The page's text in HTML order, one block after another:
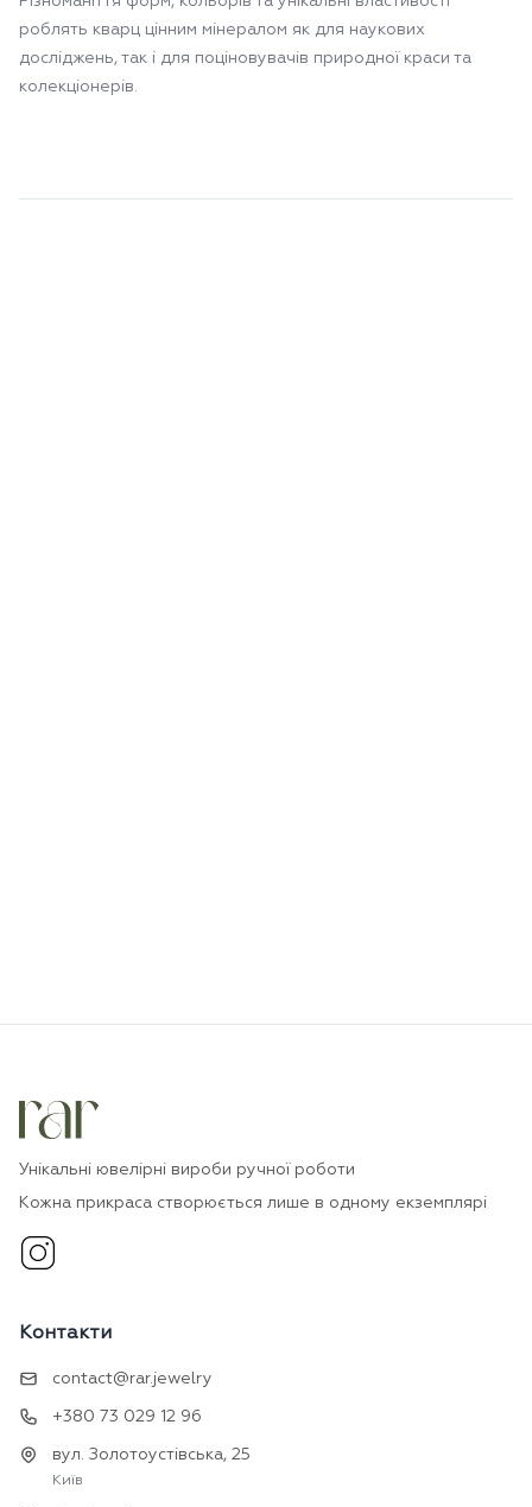
роблять кварц цінним мінералом як для наукових
досліджень, так і для поціновувачів природної краси та
колекціонерів.
Унікальні ювелірні вироби ручної роботи
Кожна прикраса створюється лише в одному екземплярі
Контакти
contact@rar.jewelry
+380 73 029 12 96
вул. Золотоустівська, 25
Київ